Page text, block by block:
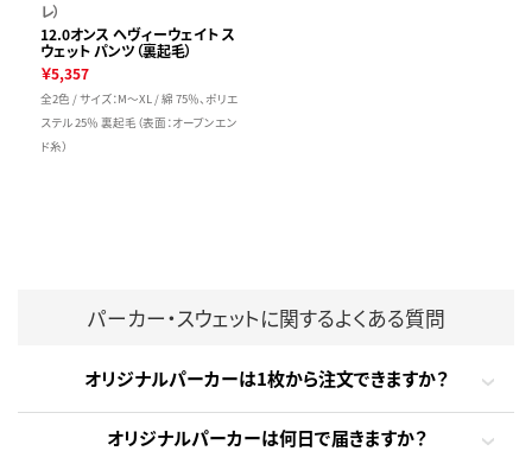
レ）
12.0オンス ヘヴィーウェイト ス
ウェット パンツ（裏起毛）
￥5,357
全2色 / サイズ：M～XL / 綿 75％、ポリエ
ステル 25％ 裏起毛（表面：オープンエン
ド糸）
パーカー・スウェットに関するよくある質問
オリジナルパーカーは1枚から注文できますか？
オリジナルパーカーは何日で届きますか？